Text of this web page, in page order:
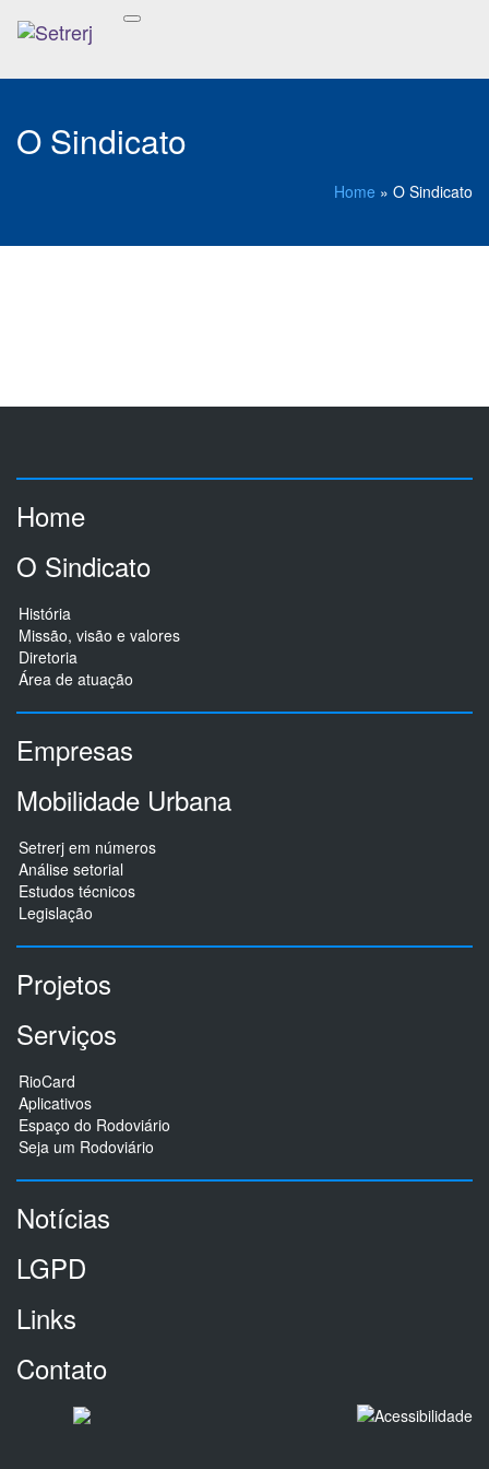
O Sindicato
Home » O Sindicato
Home
O Sindicato
História
Missão, visão e valores
Diretoria
Área de atuação
Empresas
Mobilidade Urbana
Setrerj em números
Análise setorial
Estudos técnicos
Legislação
Projetos
Serviços
RioCard
Aplicativos
Espaço do Rodoviário
Seja um Rodoviário
Notícias
LGPD
Links
Contato